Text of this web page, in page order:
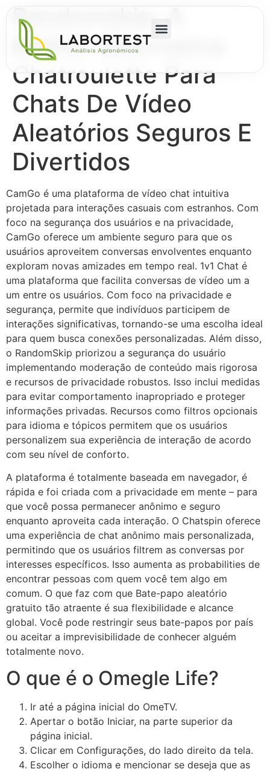
Randomskip: A
Melhor Alternativa
Chatroulette Para
Chats De Vídeo
Aleatórios Seguros E
Divertidos
CamGo é uma plataforma de vídeo chat intuitiva
projetada para interações casuais com estranhos. Com
foco na segurança dos usuários e na privacidade,
CamGo oferece um ambiente seguro para que os
usuários aproveitem conversas envolventes enquanto
exploram novas amizades em tempo real. 1v1 Chat é
uma plataforma que facilita conversas de vídeo um a
um entre os usuários. Com foco na privacidade e
segurança, permite que indivíduos participem de
interações significativas, tornando-se uma escolha ideal
para quem busca conexões personalizadas. Além disso,
o RandomSkip priorizou a segurança do usuário
implementando moderação de conteúdo mais rigorosa
e recursos de privacidade robustos. Isso inclui medidas
para evitar comportamento inapropriado e proteger
informações privadas. Recursos como filtros opcionais
para idioma e tópicos permitem que os usuários
personalizem sua experiência de interação de acordo
com seu nível de conforto.
A plataforma é totalmente baseada em navegador, é
rápida e foi criada com a privacidade em mente – para
que você possa permanecer anônimo e seguro
enquanto aproveita cada interação. O Chatspin oferece
uma experiência de chat anônimo mais personalizada,
permitindo que os usuários filtrem as conversas por
interesses específicos. Isso aumenta as probabilities de
encontrar pessoas com quem você tem algo em
comum. O que faz com que Bate-papo aleatório
gratuito tão atraente é sua flexibilidade e alcance
global. Você pode restringir seus bate-papos por país
ou aceitar a imprevisibilidade de conhecer alguém
totalmente novo.
O que é o Omegle Life?
Ir até a página inicial do OmeTV.
Apertar o botão Iniciar, na parte superior da
página inicial.
Clicar em Configurações, do lado direito da tela.
Escolher o idioma e mencionar se deseja que as